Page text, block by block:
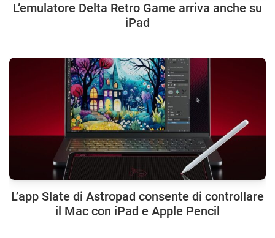
L’emulatore Delta Retro Game arriva anche su
iPad
L’app Slate di Astropad consente di controllare
il Mac con iPad e Apple Pencil